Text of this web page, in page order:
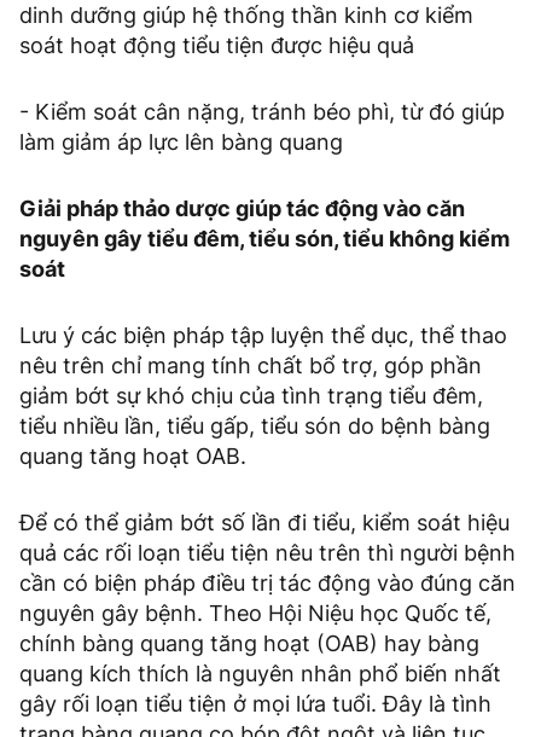
dinh dưỡng giúp hệ thống thần kinh cơ kiểm
soát hoạt động tiểu tiện được hiệu quả
- Kiểm soát cân nặng, tránh béo phì, từ đó giúp
làm giảm áp lực lên bàng quang
Giải pháp thảo dược giúp tác động vào căn
nguyên gây tiểu đêm, tiểu són, tiểu không kiểm
soát
Lưu ý các biện pháp tập luyện thể dục, thể thao
nêu trên chỉ mang tính chất bổ trợ, góp phần
giảm bớt sự khó chịu của tình trạng tiểu đêm,
tiểu nhiều lần, tiểu gấp, tiểu són do bệnh bàng
quang tăng hoạt OAB.
Để có thể giảm bớt số lần đi tiểu, kiểm soát hiệu
quả các rối loạn tiểu tiện nêu trên thì người bệnh
cần có biện pháp điều trị tác động vào đúng căn
nguyên gây bệnh. Theo Hội Niệu học Quốc tế,
chính bàng quang tăng hoạt (OAB) hay bàng
quang kích thích là nguyên nhân phổ biến nhất
gây rối loạn tiểu tiện ở mọi lứa tuổi. Đây là tình